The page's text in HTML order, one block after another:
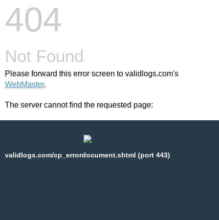
404
Not Found
Please forward this error screen to validlogs.com's
WebMaster.
The server cannot find the requested page:
validlogs.com/cp_errordocument.shtml (port 443)